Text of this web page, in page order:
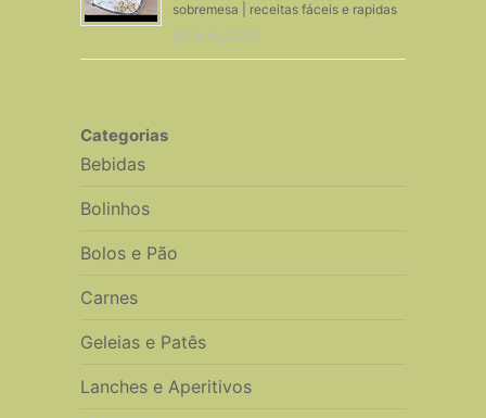
sobremesa | receitas fáceis e rapidas
26 Julho, 2022
Categorias
Bebidas
Bolinhos
Bolos e Pão
Carnes
Geleias e Patês
Lanches e Aperitivos